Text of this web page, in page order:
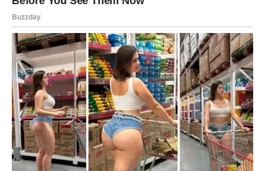
nasmejete.
Bićete ponosni na sebe jer niste odustali onda kada vam
je bilo najteže.